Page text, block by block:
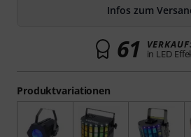
Produktvariationen
Infos zum
61 in LED